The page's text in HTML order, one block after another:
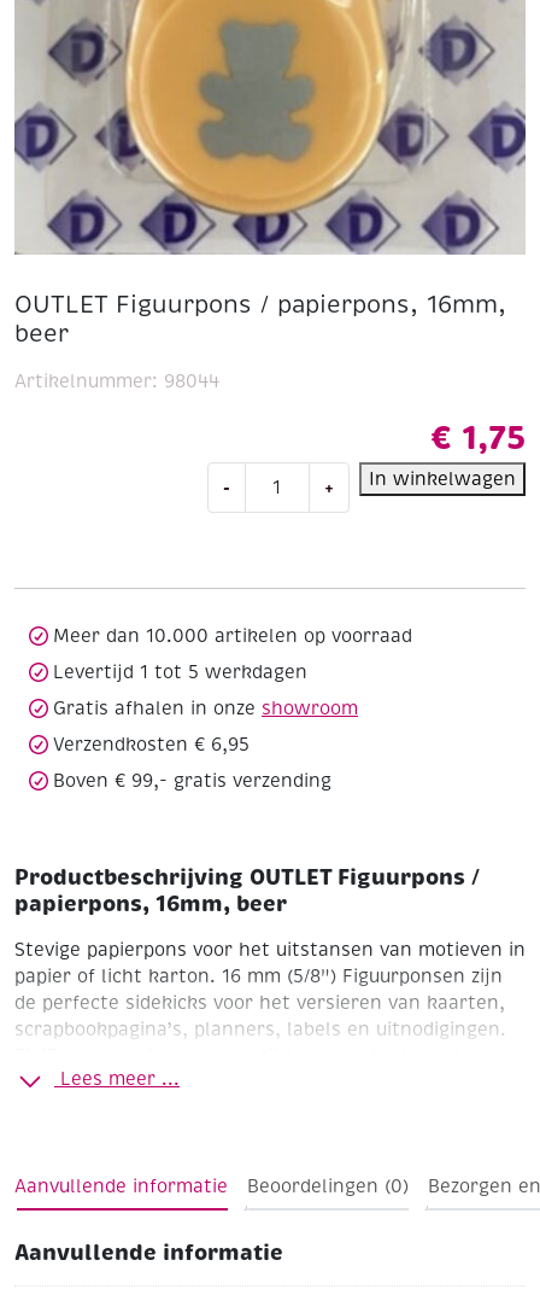
OUTLET Figuurpons / papierpons, 16mm,
beer
€ 1,75
-
Figuurpons
aantal
+ In winkelwagen
Artikelnummer: 98044
Meer dan 10.000 artikelen op voorraad
Levertijd 1 tot 5 werkdagen
Gratis afhalen in onze showroom
Verzendkosten € 6,95
Boven € 99,- gratis verzending
Productbeschrijving OUTLET Figuurpons /
papierpons, 16mm, beer
Stevige papierpons voor het uitstansen van motieven in
papier of licht karton. 16 mm (5/8") Figuurponsen zijn
de perfecte sidekicks voor het versieren van kaarten,
scrapbookpagina’s, planners, labels en uitnodigingen.
aluminiumfolie om de pons te slijpen en scherp te
Lees meer ...
Aanvullende informatie Beoordelingen (0) Bezorgen
Aanvullende informatie